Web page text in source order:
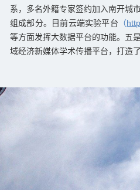
系，多名外籍专家签约加入南开城
组成部分。目前云端实验平台 （
等方面发挥大数据平台的功能。五
域经济新媒体学术传播平台，打造